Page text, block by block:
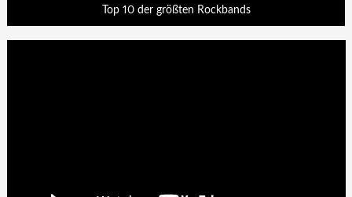
Top 10 der größten Rockbands